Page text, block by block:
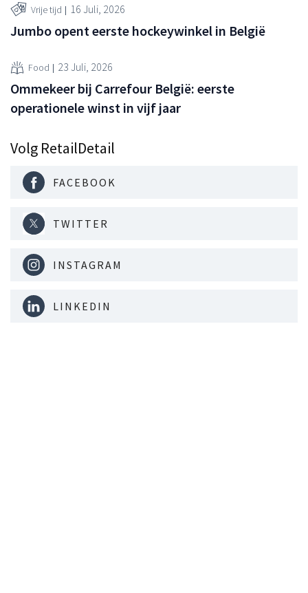
Vrije tijd 16 Juli, 2026
Jumbo opent eerste hockeywinkel in België
Food 23 Juli, 2026
Ommekeer bij Carrefour België: eerste
operationele winst in vijf jaar
Volg RetailDetail
FACEBOOK
TWITTER
INSTAGRAM
LINKEDIN